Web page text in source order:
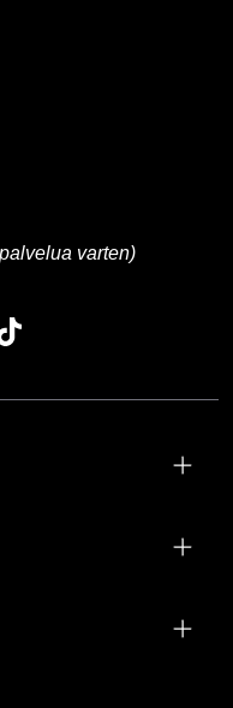
varten)